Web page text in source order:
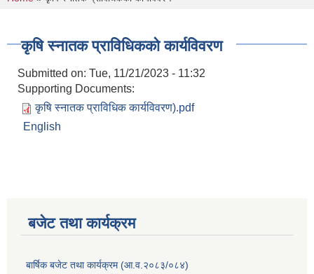
कृषि स्नातक प्राविधिकको कार्यविवरण
Submitted on: Tue, 11/21/2023 - 11:32
Supporting Documents:
कृषि स्नातक प्राविधिक कार्यविवरण).pdf
English
बजेट तथा कार्यक्रम
बार्षिक बजेट तथा कार्यक्रम (आ.व.२०८३/०८४)